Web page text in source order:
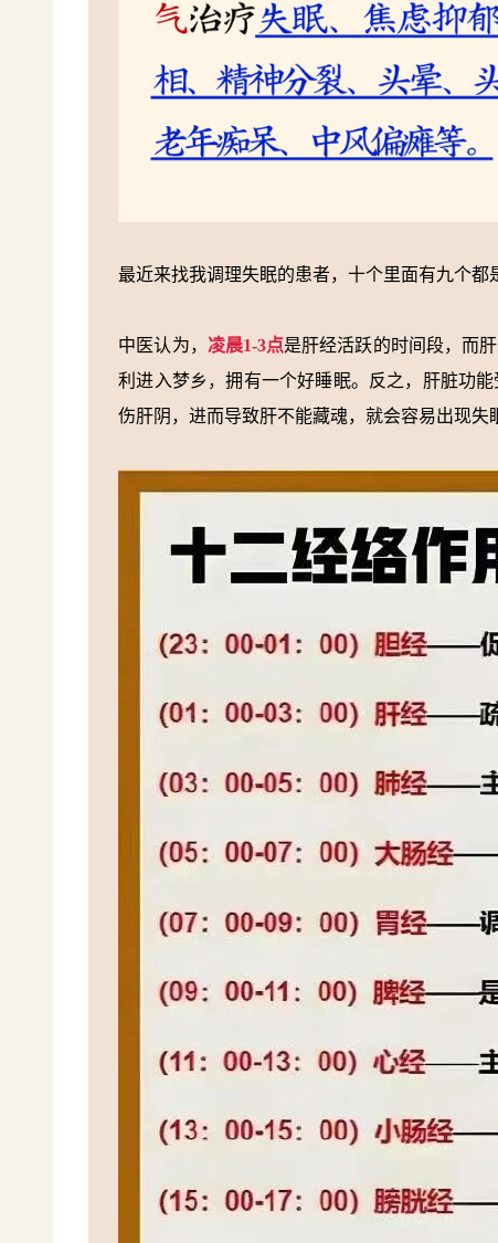
最近来找我调理失眠的患者，十个里面有九个都
中医认为， 凌晨1-3点是肝经活跃的时间段，而
利进入梦乡，拥有一个好睡眠。反之，肝脏功
伤肝阴，进而导致肝不能藏魂，就会容易出现失